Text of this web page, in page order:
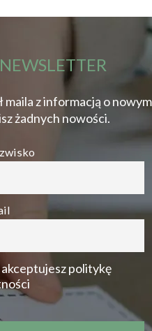
z informacją o nowym
żadnych nowości.
politykę